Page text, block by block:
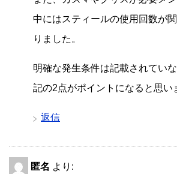
中にはスティールの使用回数が
りました。
明確な発生条件は記載されてい
記の2点がポイントになると思い
返信
匿名 より: